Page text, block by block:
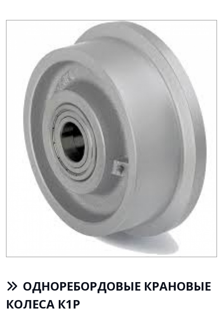
ОДНОРЕБОРДОВЫЕ КРАНОВЫЕ
КОЛЕСА К1Р